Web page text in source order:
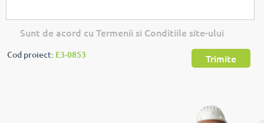
Sunt de acord cu Termenii si Conditiile site-ului
Cod proiect: E3-0853 Trimite